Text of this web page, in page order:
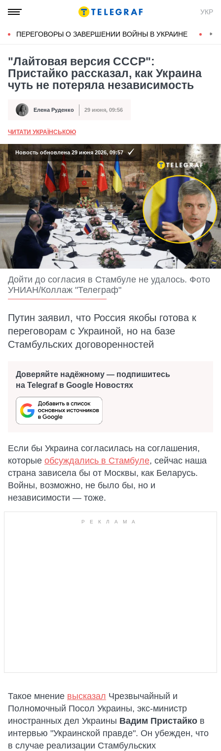
УКР
ПЕРЕГОВОРЫ О ЗАВЕРШЕНИИ ВОЙНЫ В УКРАИНЕ
"Лайтовая версия СССР":
Пристайко рассказал, как Украина
чуть не потеряла независимость
Автор Елена Руденко
Дата публикации 29 июня, 09:56
ЧИТАТИ УКРАЇНСЬКОЮ
Новость обновлена 29 июня 2026, 09:57
Дойти до согласия в Стамбуле не удалось. Фото
УНИАН/Коллаж "Телеграф"
Путин заявил, что Россия якобы готова к
переговорам с Украиной, но на базе
Стамбульских договоренностей
Доверяйте надёжному — подпишитесь
на Telegraf в Google Новостях
Если бы Украина согласилась на соглашения,
которые обсуждались в Стамбуле, сейчас наша
страна зависела бы от Москвы, как Беларусь.
Войны, возможно, не было бы, но и
независимости — тоже.
Такое мнение высказал Чрезвычайный и
Полномочный Посол Украины, экс-министр
иностранных дел Украины Вадим Пристайко в
интервью "Украинской правде". Он убежден, что
в случае реализации Стамбульских